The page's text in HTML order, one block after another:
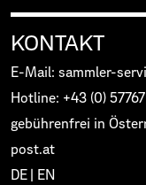
KONTAKT
E-Mail: sammler-
Hotline: +43 (0)
gebührenfrei in
post.at
DE
EN